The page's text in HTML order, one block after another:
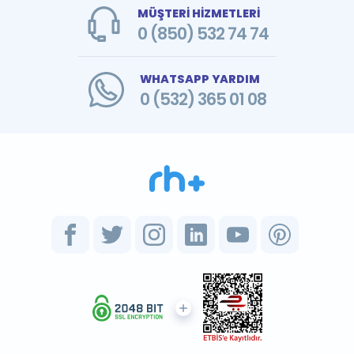
MÜŞTERİ HİZMETLERİ
0 (850) 532 74 74
WHATSAPP YARDIM
0 (532) 365 01 08